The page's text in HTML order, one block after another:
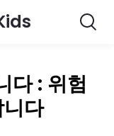
: 위험
다